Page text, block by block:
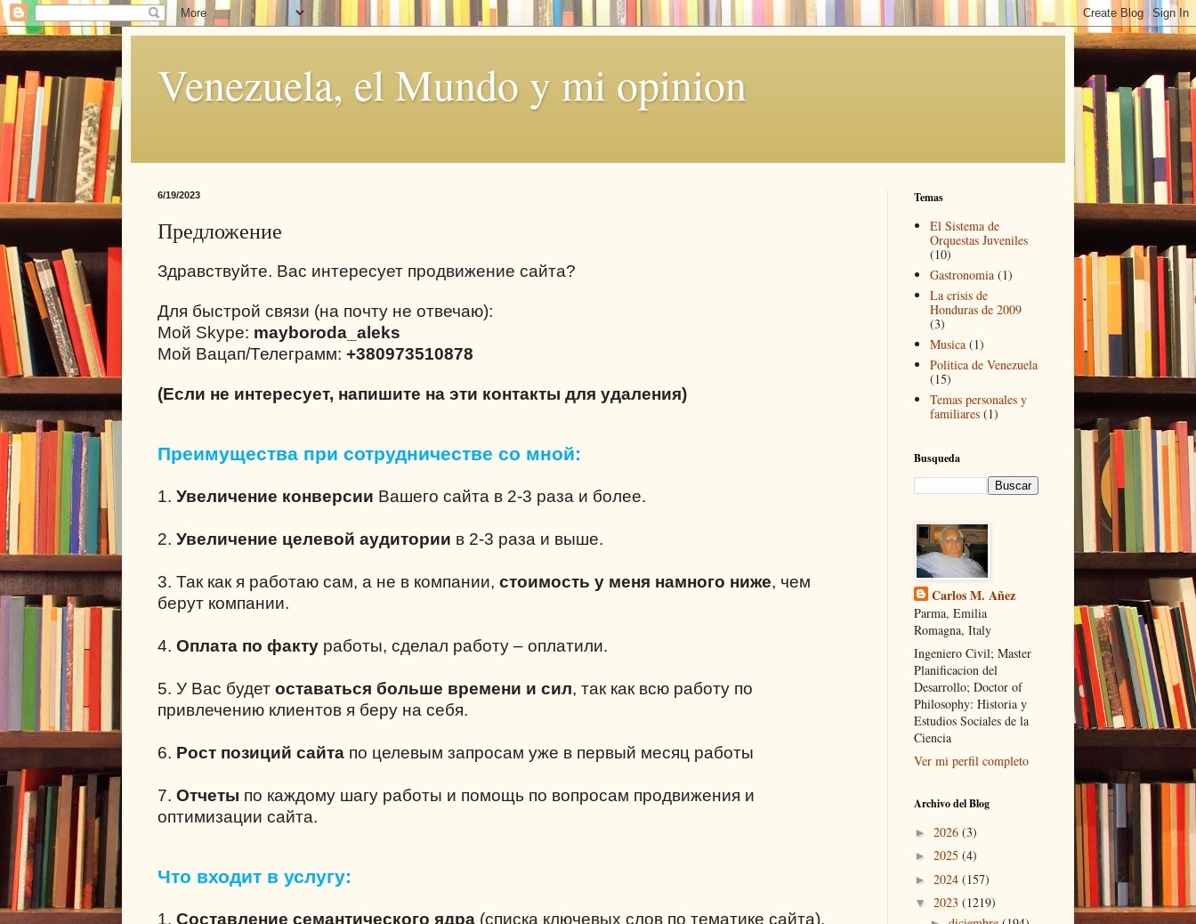
Venezuela, el Mundo y mi opinion
6/19/2023
Предложение
Здравствуйте. Вас интересует продвижение сайта?
Для быстрой связи (на почту не отвечаю):
Мой Skype: mayboroda_aleks
Мой Вацап/Телеграмм: +380973510878
(Если не интересует, напишите на эти контакты для удаления)
Преимущества при сотрудничестве со мной:
1. Увеличение конверсии Вашего сайта в 2-3 раза и более.
2. Увеличение целевой аудитории в 2-3 раза и выше.
3. Так как я работаю сам, а не в компании, стоимость у меня намного ниже, чем
берут компании.
4. Оплата по факту работы, сделал работу – оплатили.
5. У Вас будет оставаться больше времени и сил, так как всю работу по
привлечению клиентов я беру на себя.
6. Рост позиций сайта по целевым запросам уже в первый месяц работы
7. Отчеты по каждому шагу работы и помощь по вопросам продвижения и
оптимизации сайта.
Что входит в услугу:
1. Составление семантического ядра (списка ключевых слов по тематике сайта).
Temas
El Sistema de
Orquestas Juveniles
(10)
Gastronomia (1)
La crisis de
Honduras de 2009
(3)
Musica (1)
Politica de Venezuela
(15)
Temas personales y
familiares (1)
Busqueda
Carlos M. Añez
Parma, Emilia
Romagna, Italy
Ingeniero Civil; Master
Planificacion del
Desarrollo; Doctor of
Philosophy: Historia y
Estudios Sociales de la
Ciencia
Ver mi perfil completo
Archivo del Blog
► 2026 (3)
► 2025 (4)
► 2024 (157)
▼ 2023 (1219)